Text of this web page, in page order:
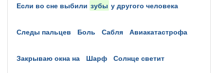
если во сне выбили зубы у другого человека
следы пальцев боль сабля авиакатастрофа
закрываю окна на шарф солнце светит